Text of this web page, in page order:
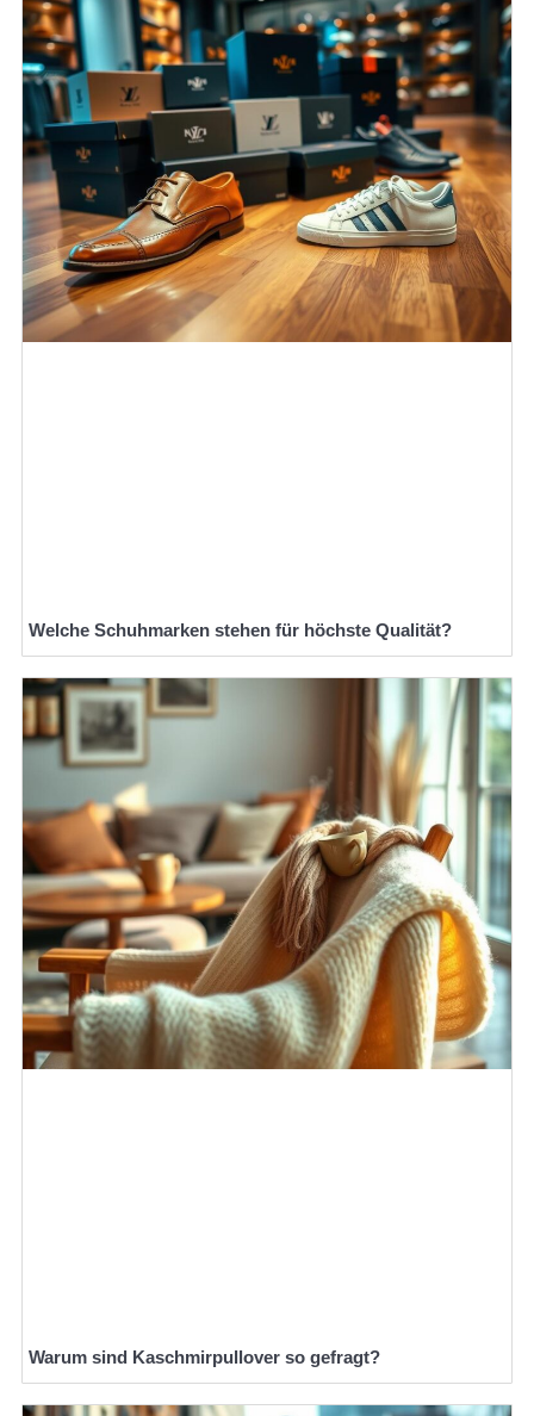
Welche Schuhmarken stehen für höchste Qualität?
Warum sind Kaschmirpullover so gefragt?